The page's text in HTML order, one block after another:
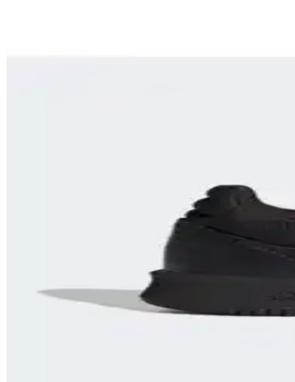
Slazenger ATOMIX Kadın Sneaker:
Slazenger ATOMIX Kadın Sneaker, şık tasarımı ve
Hummel Oslo Unisex Spor Ayakkabı:
Hummel Oslo unisex spor ayakkabısı, şık tasarımı